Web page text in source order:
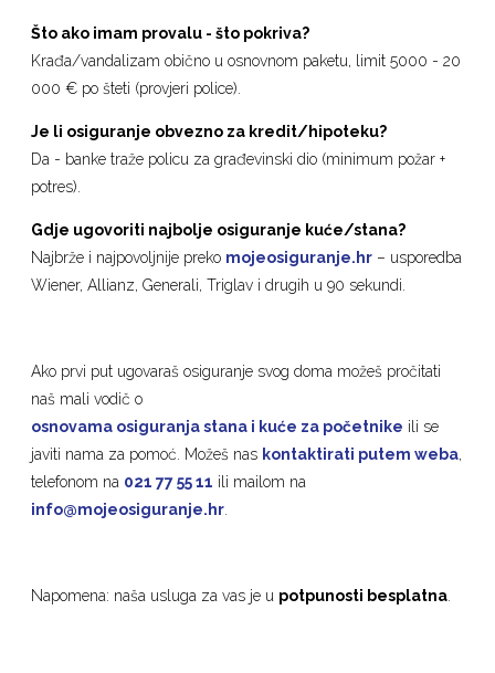
Što ako imam provalu - što pokriva?
Krađa/vandalizam obično u osnovnom paketu, limit 5000 - 20
000 € po šteti (provjeri police).
Je li osiguranje obvezno za kredit/hipoteku?
Da - banke traže policu za građevinski dio (minimum požar +
potres).
Gdje ugovoriti najbolje osiguranje kuće/stana?
Najbrže i najpovoljnije preko mojeosiguranje.hr – usporedba
Wiener, Allianz, Generali, Triglav i drugih u 90 sekundi.
Ako prvi put ugovaraš osiguranje svog doma možeš pročitati
naš mali vodič o
osnovama osiguranja stana i kuće za početnike ili se
javiti nama za pomoć. Možeš nas kontaktirati putem weba,
telefonom na 021 77 55 11 ili mailom na
info@mojeosiguranje.hr
Napomena: naša usluga za vas je u potpunosti besplatna